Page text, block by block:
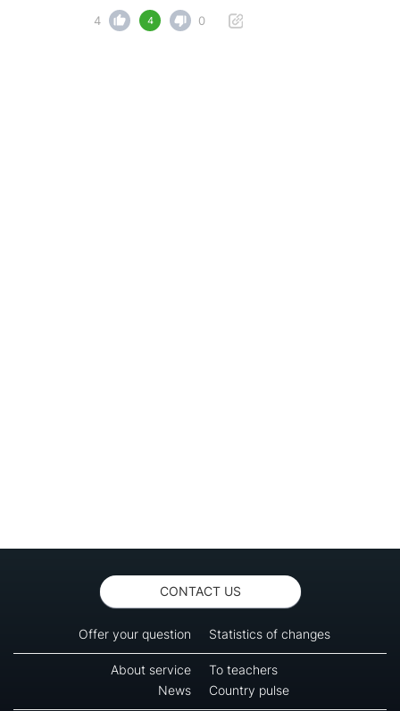
4
4 0
CONTACT US
Offer your question Statistics of changes
About service
To teachers
News
Country pulse